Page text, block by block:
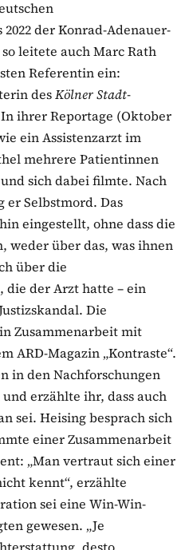
der Konrad-Adenauer-
leitete auch Marc Rath
Referentin ein:
desKölner Stadt-
ihrer Reportage (Oktober
ein Assistenzarzt im
mehrere Patientinnen
sich dabei filmte. Nach
er Selbstmord. Das
eingestellt, ohne dass die
über das, was ihnen
über die
die der Arzt hatte – ein
Die
Zusammenarbeit mit
ARD-Magazin „Kontraste“.
in den Nachforschungen
erzählte ihr, dass auch
sei. Heising besprach sich
einer Zusammenarbeit
„Man vertraut sich einer
kennt“, erzählte
sei eine Win-Win-
gewesen. „Je